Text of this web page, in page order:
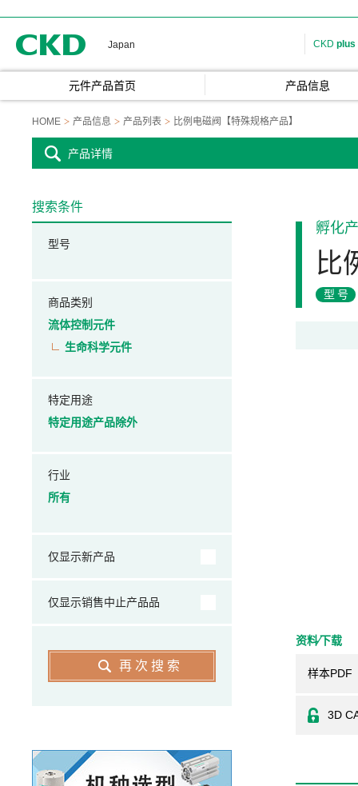
Japan CKD plus
元件产品首页 产品信息
HOME 产品信息 产品列表 比例电磁阀【特殊规格产品】
产品详情
孵化
比
型号
资料⁄下载
样本PDF
3D
搜索条件
型号
商品类别
流体控制元件
生命科学元件
特定用途
特定用途产品除外
行业
所有
仅显示新产品
仅显示销售中止产品品
再次搜索